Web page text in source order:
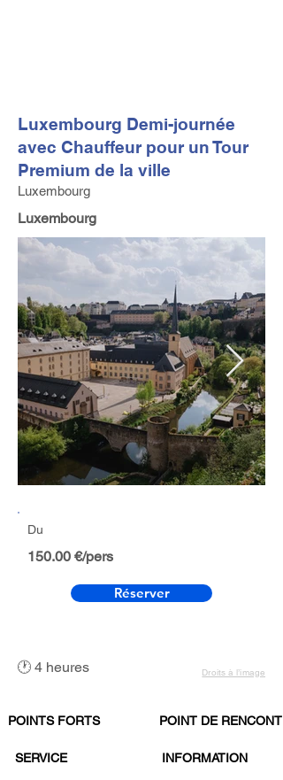
Luxembourg Demi-journée
avec Chauffeur pour un Tour
Premium de la ville
Luxembourg
Luxembourg
Du
150.00 €/pers
Réserver
🕐 4 heures Droits à l’image
POINTS FORTS
SERVICE
POINT DE
INFORMATION